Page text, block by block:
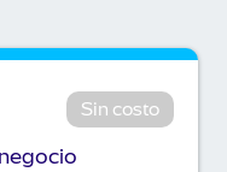
Sin costo